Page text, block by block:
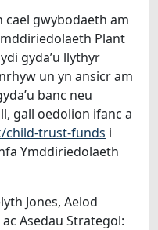
cael gwybodaeth am
Plant
gyda’u llythyr
un yn ansicr am
banc neu
gall oedolion ifanc a
child-trust-funds i
Ymddiriedolaeth
Jones, Aelod
Asedau Strategol: